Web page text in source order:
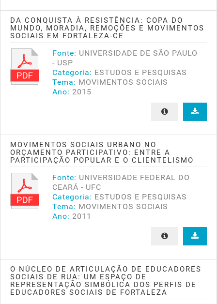
DA CONQUISTA À RESISTÊNCIA: COPA DO
MUNDO, MORADIA, REMOÇÕES E MOVIMENTOS
SOCIAIS EM FORTALEZA-CE
Fonte: UNIVERSIDADE DE SÃO PAULO
- USP
Categoria: ESTUDOS E PESQUISAS
Tema: MOVIMENTOS SOCIAIS
Ano: 2015
MOVIMENTOS SOCIAIS URBANO NO
ORÇAMENTO PARTICIPATIVO: ENTRE A
PARTICIPAÇÃO POPULAR E O CLIENTELISMO
Fonte: UNIVERSIDADE FEDERAL DO
CEARÁ - UFC
Categoria: ESTUDOS E PESQUISAS
Tema: MOVIMENTOS SOCIAIS
Ano: 2011
O NÚCLEO DE ARTICULAÇÃO DE EDUCADORES
SOCIAIS DE RUA: UM ESPAÇO DE
REPRESENTAÇÃO SIMBÓLICA DOS PERFIS DE
EDUCADORES SOCIAIS DE FORTALEZA